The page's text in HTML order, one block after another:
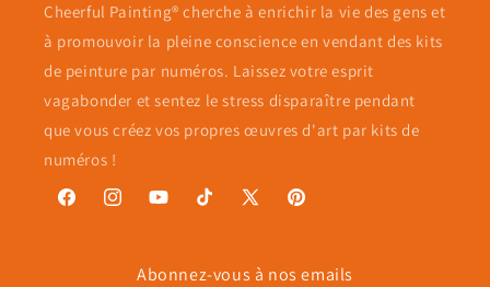
Cheerful Painting® cherche à enrichir la vie des gens et
à promouvoir la pleine conscience en vendant des kits
de peinture par numéros. Laissez votre esprit
vagabonder et sentez le stress disparaître pendant
que vous créez vos propres œuvres d'art par kits de
numéros !
FacebookInstagramYouTubeTikTok
X
Pinterest
Abonnez-vous à nos emails